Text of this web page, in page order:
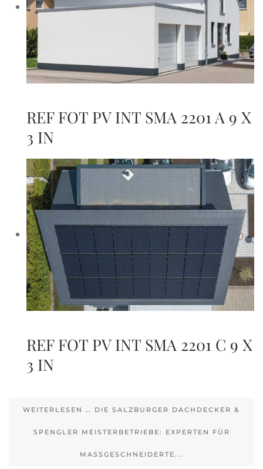
REF FOT PV INT SMA 2201 A 9 X
3 IN
REF FOT PV INT SMA 2201 C 9 X
3 IN
WEITERLESEN … DIE SALZBURGER DACHDECKER &
SPENGLER MEISTERBETRIEBE: EXPERTEN FÜR
MASSGESCHNEIDERTE...